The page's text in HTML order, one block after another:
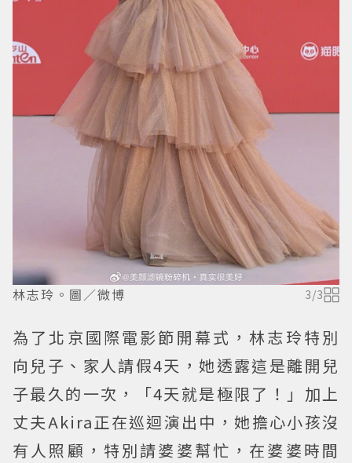
林志玲。圖／微博 3/3
為了北京國際電影節開幕式，林志玲特別
向兒子、家人請假4天，她透露這是離開兒
子最久的一次，「4天就是極限了！」加上
丈夫Akira正在巡迴演出中，她擔心小孩沒
有人照顧，特別請婆婆幫忙，在婆婆時間